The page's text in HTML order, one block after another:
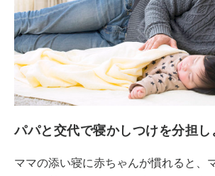
パパと交代で寝かしつけを分担し
ママの添い寝に赤ちゃんが慣れると、